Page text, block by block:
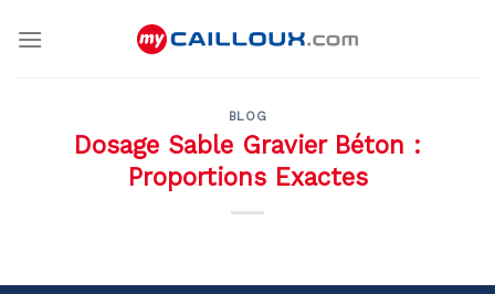
BLOG
Dosage Sable Gravier Béton :
Proportions Exactes